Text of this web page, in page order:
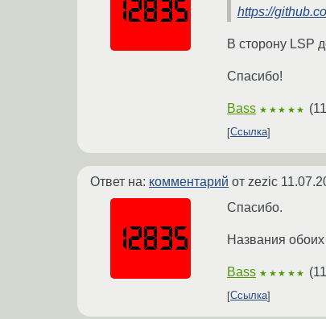
https://
В сторону LSP
Спасибо!
Bass ★★★★★ (
Ссылка
Ответ на: комментарий от zezic
Спасибо.
Названия
Bass ★★★★★ (
Ссылка